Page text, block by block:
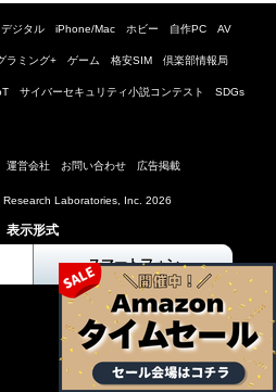
デジタル iPhone/Mac ホビー 自作PC AV
ラミング+ ゲーム 格安SIM 倶楽部情報局
サイバーセキュリティ小説コンテスト SDGs
運営会社 お問い合わせ 広告掲載
Research Laboratories, Inc. 2026
表示形式
スマートフォン